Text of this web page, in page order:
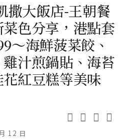
撒大飯店-王朝餐
色分享，港點套
～海鮮菠菜餃、
汁煎鍋貼、海苔
紅豆糕等美味
12 日